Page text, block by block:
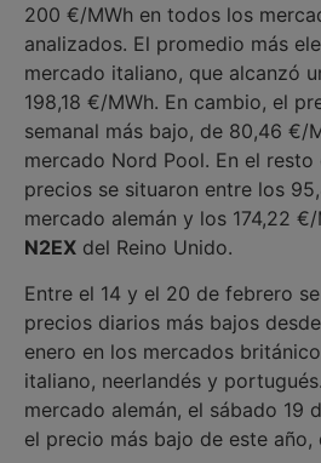
200 €/MWh en todos los
analizados. El promedio más
mercado italiano, que alcanzó
198,18 €/MWh. En cambio, el
semanal más bajo, de 80,46 €/
mercado Nord Pool. En el
precios se situaron entre los
mercado alemán y los 174,22
N2EX del Reino Unido.
Entre el 14 y el 20 de febrero
precios diarios más bajos
enero en los mercados
italiano, neerlandés y
mercado alemán, el sábado 19
el precio más bajo de este